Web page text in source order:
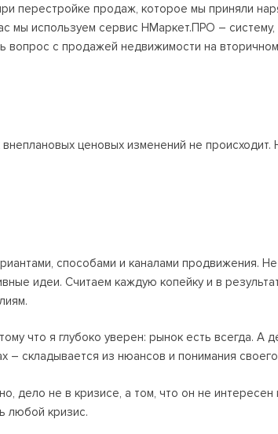
перестройке продаж, которое мы приняли
мы используем сервис НМаркет.ПРО –
вопрос с продажей недвижимости на
ценовых изменений не
способами и каналами продвижения.
идеи. Считаем каждую копейку и в
что я глубоко уверен: рынок есть всегда. А
– складывается из нюансов и понимания
дело не в кризисе, а том, что он не интересен
любой кризис.